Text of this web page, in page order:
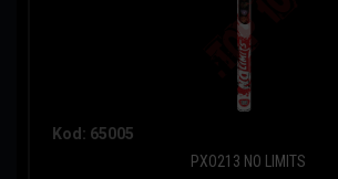
Kod: 65005
PXO213 NO LIMITS